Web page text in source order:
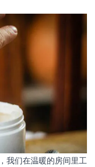
我们在温暖的房间里工